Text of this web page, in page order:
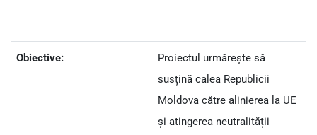
Obiective:
Proiectul urmărește să
susțină calea Republicii
Moldova către alinierea la UE
și atingerea neutralității